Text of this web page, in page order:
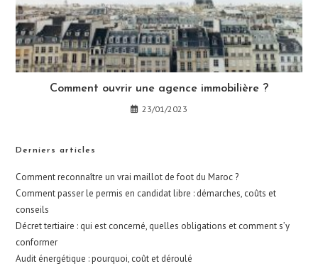
Comment ouvrir une agence immobilière ?
23/01/2023
Derniers articles
Comment reconnaître un vrai maillot de foot du Maroc ?
Comment passer le permis en candidat libre : démarches, coûts et
conseils
Décret tertiaire : qui est concerné, quelles obligations et comment s’y
conformer
Audit énergétique : pourquoi, coût et déroulé